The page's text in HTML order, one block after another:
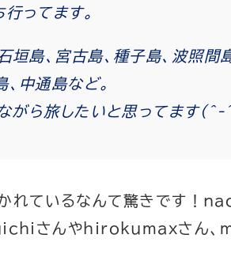
ってます。
垣島、宮古島、種子島、波照間
中通島など。
がら旅したいと思ってます
れているなんて驚きです！
さんやhirokumaxさん、